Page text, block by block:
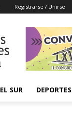
Registrarse / Unirse
EL SUR DEPORTES